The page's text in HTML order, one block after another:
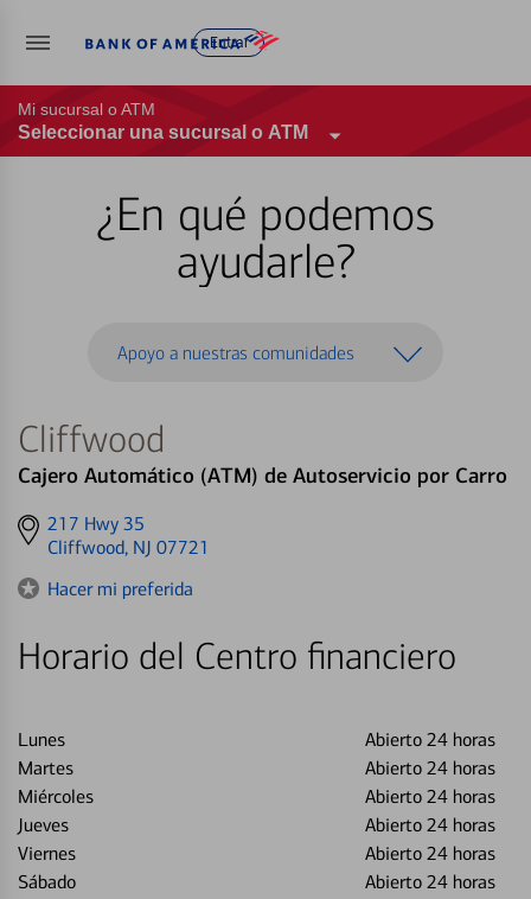
Entrar
Mi sucursal o ATM
Seleccionar una sucursal o ATM
¿En qué podemos
ayudarle?
Apoyo a nuestras comunidades
Cliffwood
Cajero Automático (ATM) de Autoservicio por Carro
Get
directions
217 Hwy 35
Cliffwood, NJ 07721
Hacer mi preferida
Horario del Centro financiero
Lunes
Abierto 24 horas
Martes
Abierto 24 horas
Miércoles
Abierto 24 horas
Jueves
Abierto 24 horas
Viernes
Abierto 24 horas
Sábado
Abierto 24 horas